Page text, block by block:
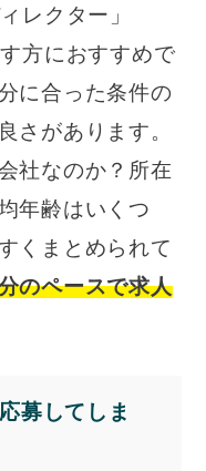
レクター」
方におすすめで
に合った条件の
さがあります。
社なのか？所在
年齢はいくつ
くまとめられて
のペースで求人
募してしま